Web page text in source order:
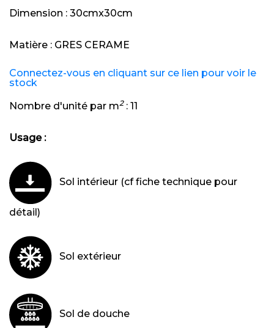
Dimension : 30cmx30cm
Matière : GRES CERAME
Connectez-vous en cliquant sur ce lien pour voir le
stock
Nombre d'unité par m2: 11
Usage :
Sol intérieur (cf fiche technique pour
détail)
Sol extérieur
Sol de douche